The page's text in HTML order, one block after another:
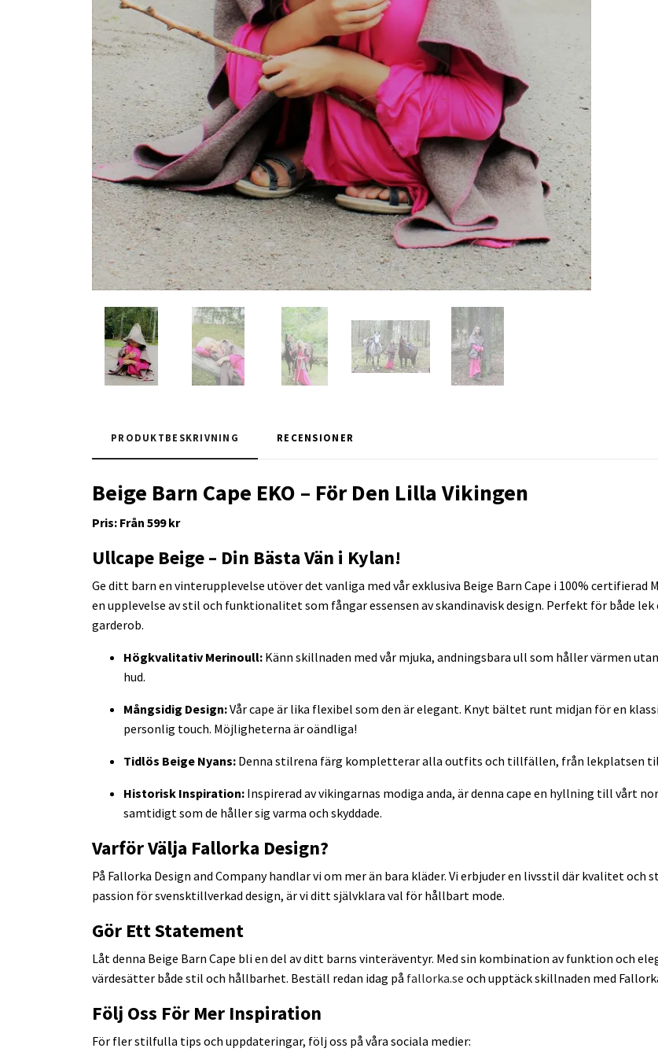
PRODUKTBESKRIVNING RECENSIONER
Beige Barn Cape EKO – För Den Lilla Vikingen
Pris: Från 599 kr
Ullcape Beige – Din Bästa Vän i Kylan!
Ge ditt barn en vinterupplevelse utöver det vanliga med vår exklusiva Beige Barn Cape i 100% certifierad
en upplevelse av stil och funktionalitet som fångar essensen av skandinavisk design. Perfekt för både
garderob.
Högkvalitativ Merinoull: Känn skillnaden med vår mjuka, andningsbara ull som håller värmen
hud.
Mångsidig Design:Vår cape är lika flexibel som den är elegant. Knyt bältet runt midjan för en
personlig touch. Möjligheterna är oändliga!
Tidlös Beige Nyans: Denna stilrena färg kompletterar alla outfits och tillfällen, från lekplatsen
Historisk Inspiration: Inspirerad av vikingarnas modiga anda, är denna cape en hyllning till vårt
samtidigt som de håller sig varma och skyddade.
Varför Välja Fallorka Design?
På Fallorka Design and Company handlar vi om mer än bara kläder. Vi erbjuder en livsstil där kvalitet och
passion för svensktillverkad design, är vi ditt självklara val för hållbart mode.
Gör Ett Statement
Låt denna Beige Barn Cape bli en del av ditt barns vinteräventyr. Med sin kombination av funktion och
värdesätter både stil och hållbarhet. Beställ redan idag på fallorka.se och upptäck skillnaden med
Följ Oss För Mer Inspiration
För fler stilfulla tips och uppdateringar, följ oss på våra sociala medier: